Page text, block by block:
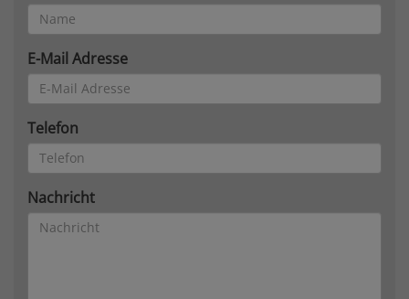
E-Mail Adresse
Telefon
Nachricht